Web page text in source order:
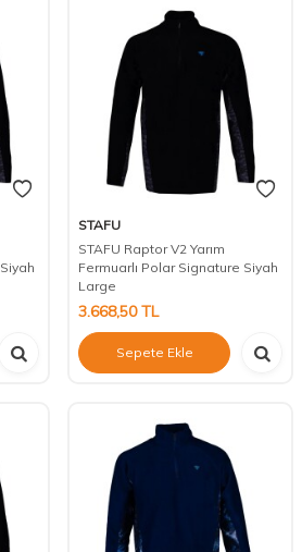
STAFU
STAFU Raptor V2 Yarım
Fermuarlı Polar Signature Siyah
Large
3.668,50TL
Sepete Ekle